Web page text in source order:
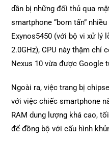
dần bị những đối thủ qua
smartphone “bom tấn”
Exynos5450 (với bộ vi xử lý
2.0GHz), CPU này thậm chí
Nexus 10 vừa được Google
Ngoài ra, việc trang bị
với việc chiếc smartphone
RAM dung lượng khá cao,
để đồng bộ với cấu hình